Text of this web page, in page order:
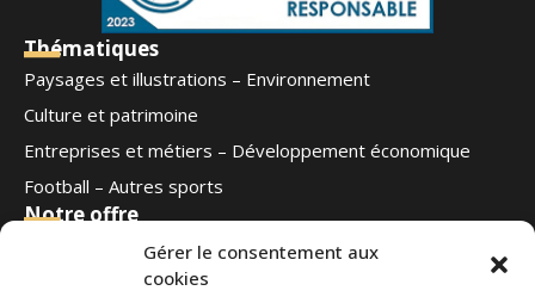
Gérer le consentement aux
cookies
Thématiques
Paysages et illustrations – Environnement
Culture et patrimoine
Entreprises et métiers – Développement économique
Football – Autres sports
Notre offre
Qui sommes-nous